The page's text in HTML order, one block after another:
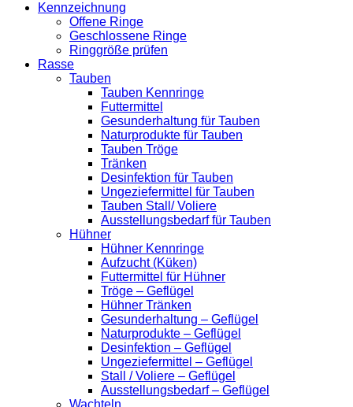
Kennzeichnung
Offene Ringe
Geschlossene Ringe
Ringgröße prüfen
Rasse
Tauben
Tauben Kennringe
Futtermittel
Gesunderhaltung für Tauben
Naturprodukte für Tauben
Tauben Tröge
Tränken
Desinfektion für Tauben
Ungeziefermittel für Tauben
Tauben Stall/ Voliere
Ausstellungsbedarf für Tauben
Hühner
Hühner Kennringe
Aufzucht (Küken)
Futtermittel für Hühner
Tröge – Geflügel
Hühner Tränken
Gesunderhaltung – Geflügel
Naturprodukte – Geflügel
Desinfektion – Geflügel
Ungeziefermittel – Geflügel
Stall / Voliere – Geflügel
Ausstellungsbedarf – Geflügel